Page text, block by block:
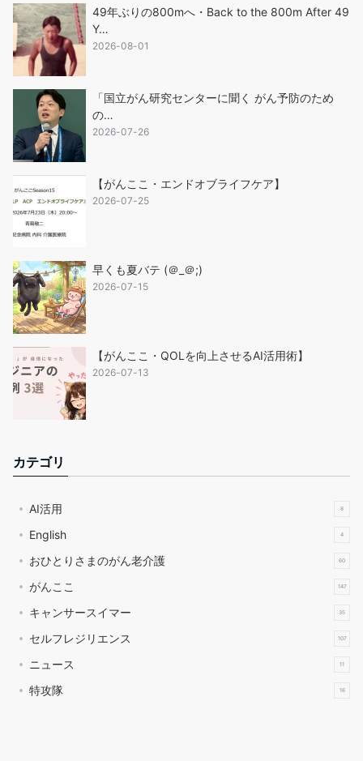
49年ぶりの800mへ・Back to the 800m After 49
Y…
2026-08-01
「国立がん研究センターに聞く がん予防のため
の…
2026-07-26
【がんここ・エンドオブライフケア】
2026-07-25
早くも夏バテ (＠_＠;)
2026-07-15
【がんここ・QOLを向上させるAI活用術】
2026-07-13
カテゴリ
AI活用 8
English 4
おひとりさまのがん老介護 60
がんここ 147
キャンサースイマー 35
セルフレジリエンス 107
ニュース 11
特攻隊 16